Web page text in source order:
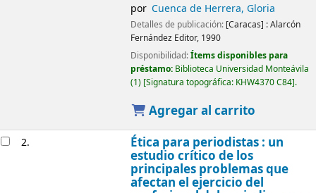
por Cuenca de Herrera, Gloria
Detalles de publicación: [Caracas] :Alarcón
Fernández Editor, 1990
Disponibilidad:Ítems disponibles para
préstamo: Biblioteca Universidad Monteávila
(1) Signatura topográfica: KHW4370 C84 .
Agregar al carrito
2. Ética para periodistas : un
estudio crítico de los
principales problemas que
afectan el ejercicio del